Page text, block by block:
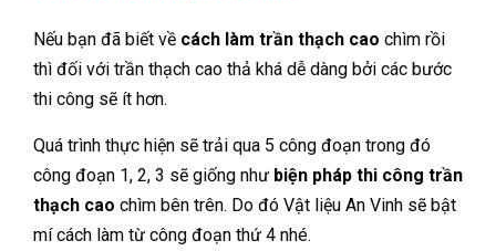
Nếu bạn đã biết về cách làm trần thạch cao chìm rồi
thì đối với trần thạch cao thả khá dễ dàng bởi các bước
thi công sẽ ít hơn.
Quá trình thực hiện sẽ trải qua 5 công đoạn trong đó
công đoạn 1, 2, 3 sẽ giống như biện pháp thi công trần
thạch cao chìm bên trên. Do đó Vật liệu An Vinh sẽ bật
mí cách làm từ công đoạn thứ 4 nhé.